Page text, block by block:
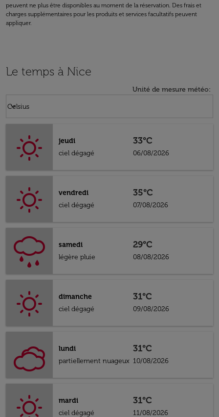
peuvent ne plus être disponibles au moment de la réservation. Des frais et
charges supplémentaires pour les produits et services facultatifs peuvent
appliquer.
Le temps à Nice
Unité de mesure météo:
Celsius
keyboard_arrow_down
jeudi
ciel dégagé
33°C
06/08/2026
vendredi
ciel dégagé
35°C
07/08/2026
samedi
légère pluie
29°C
08/08/2026
dimanche
ciel dégagé
31°C
09/08/2026
lundi
partiellement nuageux
31°C
10/08/2026
mardi
ciel dégagé
31°C
11/08/2026